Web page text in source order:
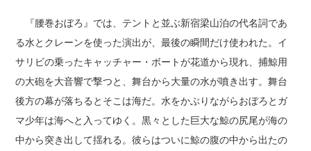
『腰巻おぼろ』では、テントと並ぶ新宿梁山泊の代名詞であ
る水とクレーンを使った演出が、最後の瞬間だけ使われた。イ
サリビの乗ったキャッチャー・ボートが花道から現れ、捕鯨用
の大砲を大音響で撃つと、舞台から大量の水が噴き出す。舞台
後方の幕が落ちるとそこは海だ。水をかぶりながらおぼろとガ
マ少年は海へと入ってゆく。黒々とした巨大な鯨の尻尾が海の
中から突き出して揺れる。彼らはついに鯨の腹の中から出たの